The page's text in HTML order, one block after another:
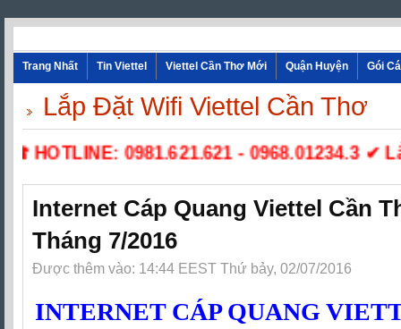
Trang Nhất Tin Viettel Viettel Cần Thơ Mới Quận Huyện Gói
Lắp Đặt Wifi Viettel Cần Thơ
HOTLINE: 0981.621.621 - 0968.01234.3 ✔
Internet Cáp Quang Viettel Cần
Tháng 7/2016
Được thêm vào: 14:44 EEST Thứ bảy, 02/07/2016
INTERNET CÁP QUANG